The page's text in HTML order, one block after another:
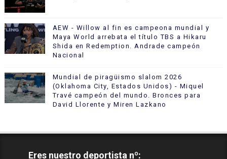
AEW - Willow al fin es campeona mundial y
Maya World arrebata el título TBS a Hikaru
Shida en Redemption. Andrade campeón
Nacional
Mundial de piragüismo slalom 2026
(Oklahoma City, Estados Unidos) - Miquel
Travé campeón del mundo. Bronces para
David Llorente y Miren Lazkano
Eres nuestro deportista nº: